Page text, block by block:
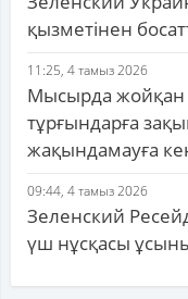
қызметінен
11:25, 4 тамыз 2026
Мысырда жойқан
тұрғындарға
жақындамауға
09:44, 4 тамыз 2026
Зеленский
үш нұсқасы